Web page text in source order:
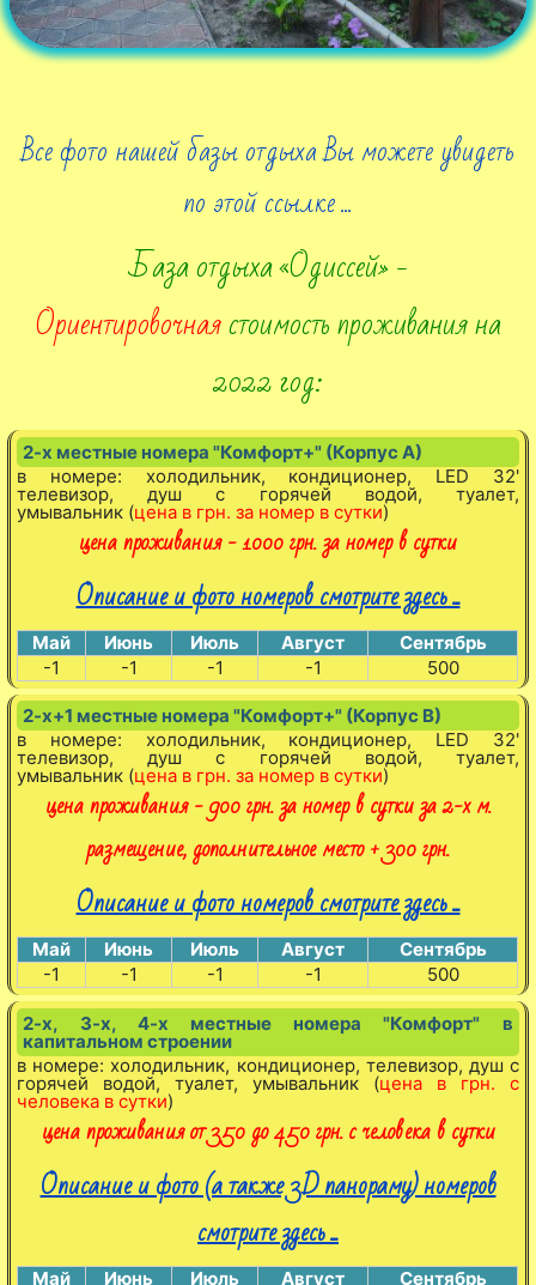
Все фото нашей базы отдыха Вы можете увидеть
по этой ссылке ...
База отдыха «Одиссей» -
Ориентировочнаястоимость проживания на
2022 год:
2-х местные номера "Комфорт+" (Корпус А)
в номере: холодильник, кондиционер, LED 32'
телевизор, душ с горячей водой, туалет,
умывальник (цена в грн. за номер в сутки)
цена проживания - 1000 грн. за номер в сутки
Описание и фото номеров смотрите здесь ...
Май Июнь Июль Август
Сентябрь
-1
-1 -1 -1 500
2-х+1 местные номера "Комфорт+" (Корпус В)
в номере: холодильник, кондиционер, LED 32'
телевизор, душ с горячей водой, туалет,
умывальник (цена в грн. за номер в сутки)
цена проживания - 900 грн. за номер в сутки за 2-х м.
размещение, дополнительное место + 300 грн.
Описание и фото номеров смотрите здесь ...
Май Июнь Июль Август
Сентябрь
-1
-1 -1 -1 500
2-х, 3-х, 4-х местные номера "Комфорт" в
капитальном строении
в номере: холодильник, кондиционер, телевизор, душ с
горячей водой, туалет, умывальник (цена в грн. с
человека в сутки)
цена проживания от 350 до 450 грн. с человека в сутки
Описание и фото (а также 3D панораму) номеров
смотрите здесь ...
Май Июнь Июль Август Сентябрь